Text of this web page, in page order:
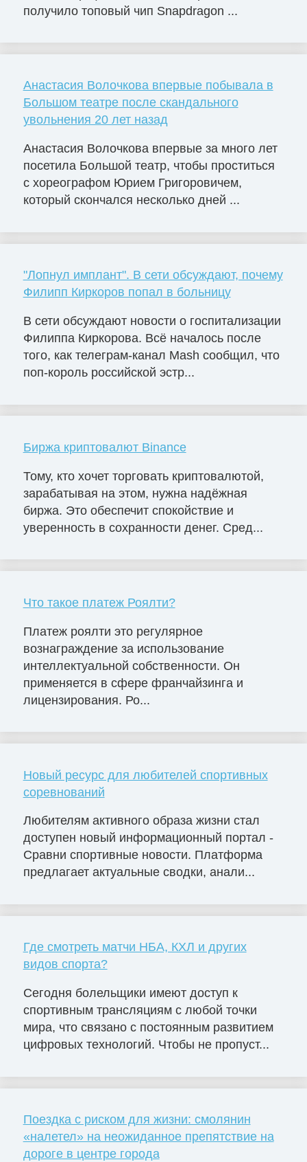
получило топовый чип Snapdragon ...
Анастасия Волочкова впервые побывала в
Большом театре после скандального
увольнения 20 лет назад
Анастасия Волочкова впервые за много лет
посетила Большой театр, чтобы проститься
с хореографом Юрием Григоровичем,
который скончался несколько дней ...
"Лопнул имплант". В сети обсуждают, почему
Филипп Киркоров попал в больницу
В сети обсуждают новости о госпитализации
Филиппа Киркорова. Всё началось после
того, как телеграм-канал Mash сообщил, что
поп-король российской эстр...
Биржа криптовалют Binance
Тому, кто хочет торговать криптовалютой,
зарабатывая на этом, нужна надёжная
биржа. Это обеспечит спокойствие и
уверенность в сохранности денег. Сред...
Что такое платеж Роялти?
Платеж роялти это регулярное
вознаграждение за использование
интеллектуальной собственности. Он
применяется в сфере франчайзинга и
лицензирования. Ро...
Новый ресурс для любителей спортивных
соревнований
Любителям активного образа жизни стал
доступен новый информационный портал -
Сравни спортивные новости. Платформа
предлагает актуальные сводки, анали...
Где смотреть матчи НБА, КХЛ и других
видов спорта?
Сегодня болельщики имеют доступ к
спортивным трансляциям с любой точки
мира, что связано с постоянным развитием
цифровых технологий. Чтобы не пропуст...
Поездка с риском для жизни: смолянин
«налетел» на неожиданное препятствие на
дороге в центре города